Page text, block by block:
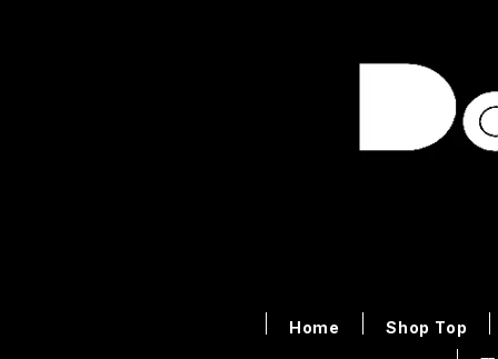
Home
Shop Top